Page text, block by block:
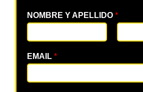
NOMBRE Y APELLIDO *
EMAIL *